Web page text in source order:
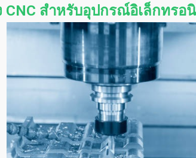
CNC สำหรับอุปกรณ์อิเล็กทรอ